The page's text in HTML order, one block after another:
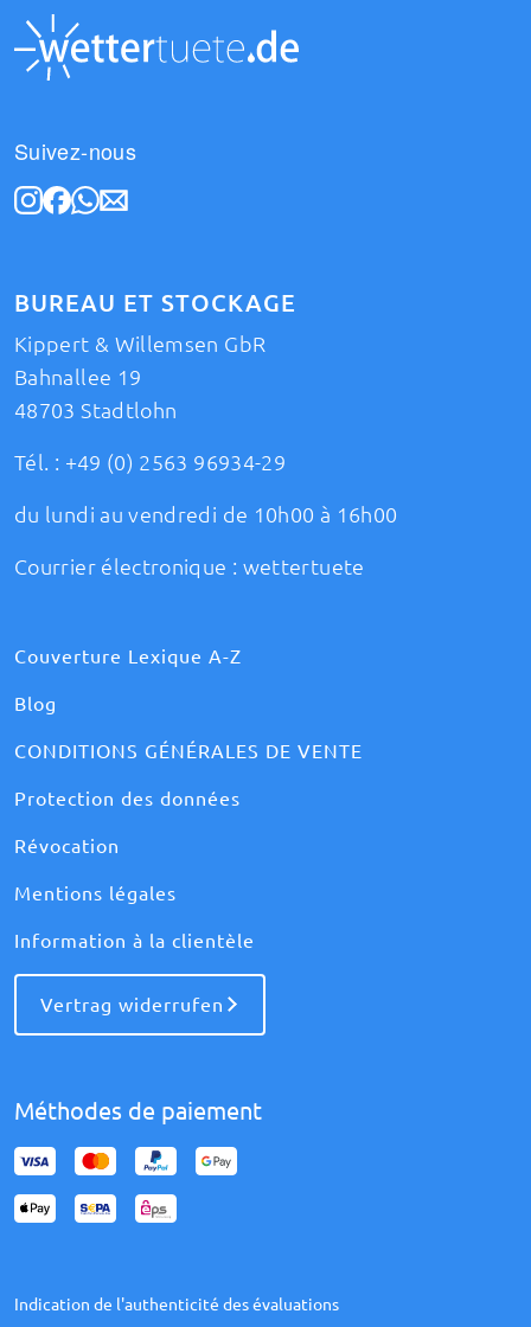
Suivez-nous
BUREAU ET STOCKAGE
Kippert & Willemsen GbR
Bahnallee 19
48703 Stadtlohn
Tél. : +49 (0) 2563 96934-29
du lundi au vendredi de 10h00 à 16h00
Courrier électronique : wettertuete
Couverture Lexique A-Z
Blog
CONDITIONS GÉNÉRALES DE VENTE
Protection des données
Révocation
Mentions légales
Information à la clientèle
Vertrag widerrufen
Méthodes de paiement
Indication de l'authenticité des évaluations